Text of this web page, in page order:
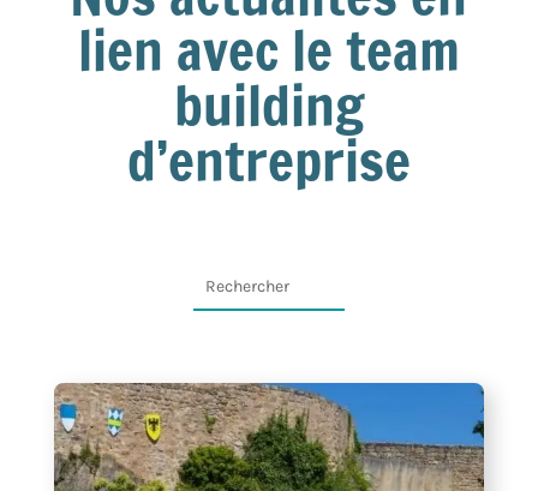
lien avec le team
building
d’entreprise